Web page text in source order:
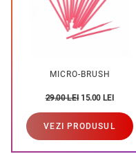
MICRO-BRUSH
29.00LEI 15.00 LEI
VEZI PRODUSUL